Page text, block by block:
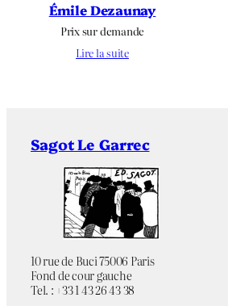
Émile Dezaunay
Prix sur demande
Lire la suite
Sagot Le Garrec
10 rue de Buci 75006 Paris
Fond de cour gauche
Tel. : +33 1 43 26 43 38